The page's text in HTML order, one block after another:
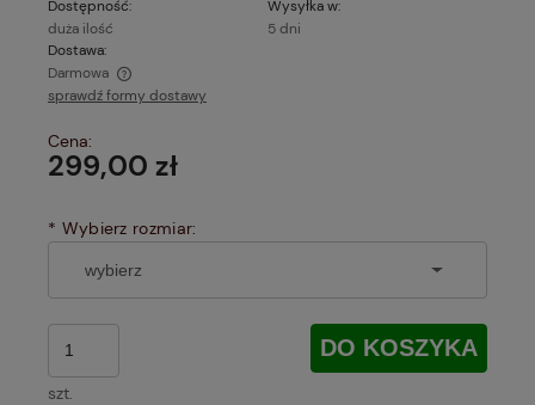
Dostępność:
duża ilość
Wysyłka w:
5 dni
Dostawa:
Darmowa
Cena nie zawiera ewentualnych kosztów płatności
sprawdź formy dostawy
Cena:
299,00 zł
* Wybierz rozmiar:
szt.
DO KOSZYKA